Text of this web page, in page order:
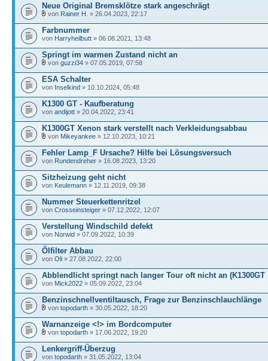
Neue Original Bremsklötze stark angeschrägt
von Rainer H. » 26.04.2023, 22:17
Farbnummer
von Harryheilbutt » 06.08.2021, 13:48
Springt im warmen Zustand nicht an
von guzzi34 » 07.05.2019, 07:58
ESA Schalter
von Inselkind » 10.10.2024, 05:48
K1300 GT - Kaufberatung
von andijott » 20.04.2022, 23:41
K1300GT Xenon stark verstellt nach Verkleidungsabbau
von Mikeyankee » 12.10.2023, 10:21
Fehler Lamp_F Ursache? Hilfe bei Lösungsversuch
von Rundendreher » 16.08.2023, 13:20
Sitzheizung geht nicht
von Keulemann » 12.11.2019, 09:38
Nummer Steuerkettenritzel
von Crosseinsteiger » 07.12.2022, 12:07
Verstellung Windschild defekt
von Norwid » 07.09.2022, 10:39
Ölfilter Abbau
von Oli » 27.08.2022, 22:00
Abblendlicht springt nach langer Tour oft nicht an (K1300GT
von Mick2022 » 05.09.2022, 23:04
Benzinschnellventiltausch, Frage zur Benzinschlauchlänge
von topodarth » 30.05.2022, 18:20
Warnanzeige <!> im Bordcomputer
von topodarth » 17.06.2022, 19:20
Lenkergriff-Überzug
von topodarth » 31.05.2022, 13:04